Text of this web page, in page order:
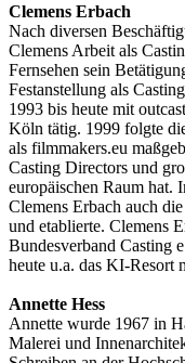
Clemens Erbach
Nach diversen
Clemens Arbeit als
Fernsehen sein
Festanstellung als
1993 bis heute mit
Köln tätig. 1999 folgte
als filmmakers.eu
Casting Directors und
europäischen Raum hat.
Clemens Erbach auch
und etablierte. Clemens
Bundesverband Casting
heute u.a. das KI-Resort
Annette Hess
Annette wurde 1967 in
Malerei und